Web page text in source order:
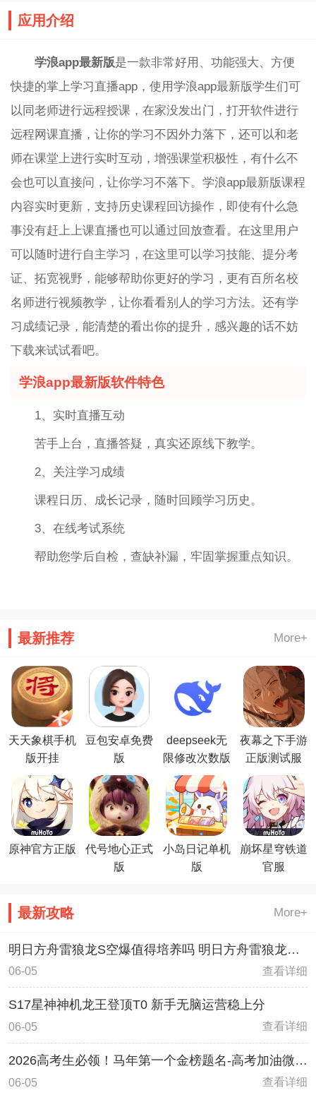
应用介绍
学浪app最新版是一款非常好用、功能强大、方便
快捷的掌上学习直播app，使用学浪app最新版学生们可
以同老师进行远程授课，在家没发出门，打开软件进行
远程网课直播，让你的学习不因外力落下，还可以和老
师在课堂上进行实时互动，增强课堂积极性，有什么不
会也可以直接问，让你学习不落下。学浪app最新版课程
内容实时更新，支持历史课程回访操作，即使有什么急
事没有赶上上课直播也可以通过回放查看。在这里用户
可以随时进行自主学习，在这里可以学习技能、提分考
证、拓宽视野，能够帮助你更好的学习，更有百所名校
名师进行视频教学，让你看看别人的学习方法。还有学
习成绩记录，能清楚的看出你的提升，感兴趣的话不妨
下载来试试看吧。
学浪app最新版软件特色
1、实时直播互动
苦手上台，直播答疑，真实还原线下教学。
2、关注学习成绩
课程日历、成长记录，随时回顾学习历史。
3、在线考试系统
帮助您学后自检，查缺补漏，牢固掌握重点知识。
最新推荐 More+
天天象棋手机
版开挂
豆包安卓免费
版
deepseek无
限修改次数版
夜幕之下手游
正版测试服
原神官方正版
代号地心正式
版
小岛日记单机
版
崩坏星穹铁道
官服
最新攻略 More+
明日方舟雷狼龙S空爆值得培养吗 明日方舟雷狼龙S
空爆内容详解
06-05 查看详细
S17星神神机龙王登顶T0 新手无脑运营稳上分
06-05 查看详细
2026高考生必领！马年第一个金榜题名-高考加油微信
红包封面领取教程
06-05 查看详细